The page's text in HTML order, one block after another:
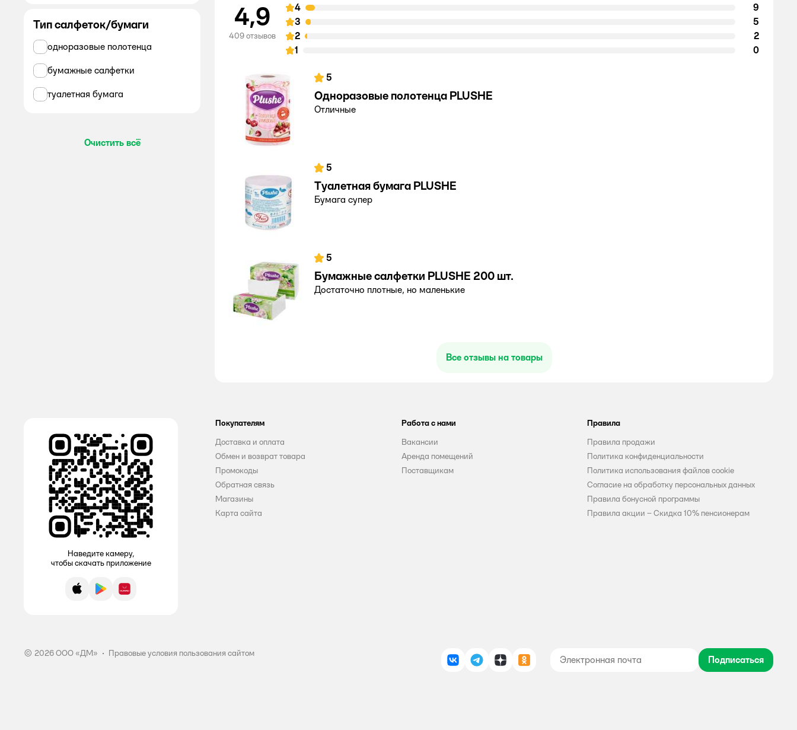
4,9
409 отзывов
4
9
3
5
2
2
1
0
5
Одноразовые полотенца PLUSHE
Отличные
5
Туалетная бумага PLUSHE
Бумага супер
5
Бумажные салфетки PLUSHE 200 шт.
Достаточно плотные, но маленькие
Все отзывы на товары
PLUSHE
ALWAYS
Amra
AQUELLA
AURA Antibacterial
KOTEX
Libresse
Libretta
LinYun
LULU
MARABU
Тип салфеток/бумаги
одноразовые полотенца
бумажные салфетки
туалетная бумага
Очистить всё
Наведите камеру,
чтобы скачать приложение
App StoreGoogle PlayAppGallery
Покупателям
Доставка и оплата
Обмен и возврат товара
Промокоды
Обратная связь
Магазины
Карта сайта
Работа с нами
Вакансии
Аренда помещений
Поставщикам
Правила
Правила продажи
Политика конфиденциальности
Политика использования файлов cookie
Согласие на обработку персональных данных
Правила бонусной программы
Правила акции – Скидка 10% пенсионерам
© 2026 ООО «ДМ» • Правовые условия пользования сайтом
ВКонтакте
TelegramДзен Одноклассники Подписаться